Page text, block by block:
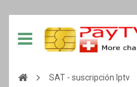
SAT - suscripción Iptv